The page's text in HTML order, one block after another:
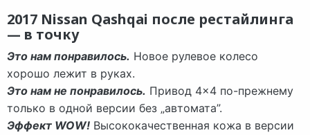
2017 Nissan Qashqai после рестайлинга
— в точку
Это нам понравилось. Новое рулевое колесо
хорошо лежит в руках.
Это нам не понравилось. Привод 4×4 по-прежнему
только в одной версии без „автомата”.
Эффект WOW! Высококачественная кожа в версии